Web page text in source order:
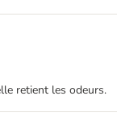
retient les odeurs.